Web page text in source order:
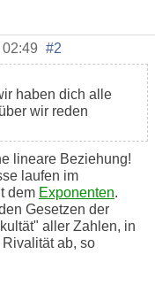
#2
haben dich alle
wir reden
lineare Beziehung!
laufen im
dem Exponenten.
Gesetzen der
aller Zahlen, in
ab, so